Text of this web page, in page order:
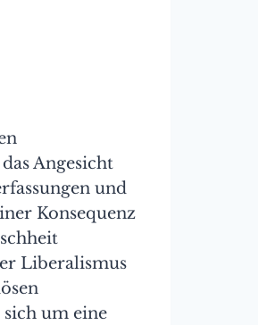
Angesicht
und
Konsequenz
Liberalismus
sich um eine